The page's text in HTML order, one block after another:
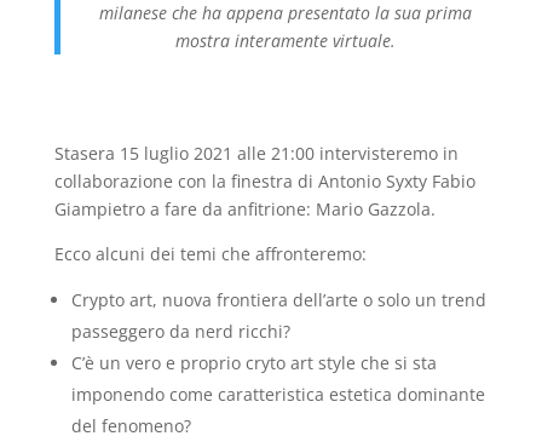
milanese che ha appena presentato la sua prima
mostra interamente virtuale.
Stasera 15 luglio 2021 alle 21:00 intervisteremo in
collaborazione con la finestra di Antonio Syxty Fabio
Giampietro a fare da anfitrione: Mario Gazzola.
Ecco alcuni dei temi che affronteremo:
Crypto art, nuova frontiera dell’arte o solo un trend
passeggero da nerd ricchi?
C’è un vero e proprio cryto art style che si sta
imponendo come caratteristica estetica dominante
del fenomeno?